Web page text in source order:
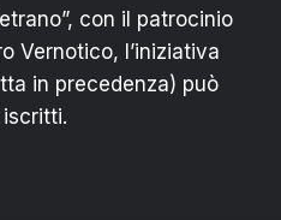
con il patrocinio
Vernotico, l’iniziativa
in precedenza) può